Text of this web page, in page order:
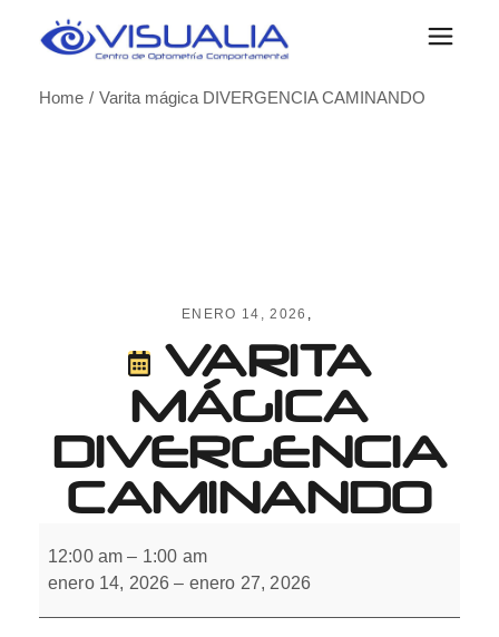
Home
Varita mágica DIVERGENCIA CAMINANDO
ENERO 14, 2026
VARITA
MÁGICA
DIVERGENCIA
CAMINANDO
mágica
DIVERGENCIA
CAMINANDO
12:00 am – 1:00 am
enero 14, 2026 – enero 27, 2026